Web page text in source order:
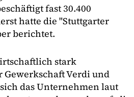
fast 30.400
hatte die "Stuttgarter
berichtet.
stark
Gewerkschaft Verdi und
das Unternehmen laut